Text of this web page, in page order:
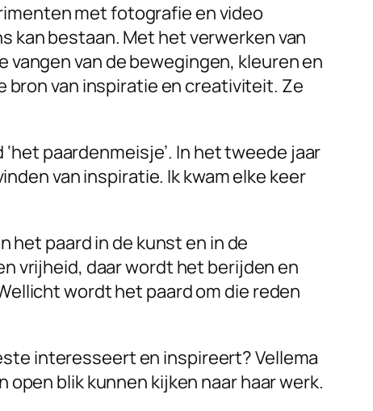
met fotografie en video
kan bestaan. Met het verwerken van
van de bewegingen, kleuren en
bron van inspiratie en creativiteit. Ze
paardenmeisje’. In het tweede jaar
van inspiratie. Ik kwam elke keer
het paard in de kunst en in de
vrijheid, daar wordt het berijden en
wordt het paard om die reden
interesseert en inspireert? Vellema
blik kunnen kijken naar haar werk.